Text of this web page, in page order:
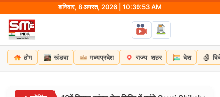
content
शनिवार, 8 अगस्त, 2026 | 10:39:54 AM
होम खंडवा मध्यप्रदेश राज्य-शहर देश